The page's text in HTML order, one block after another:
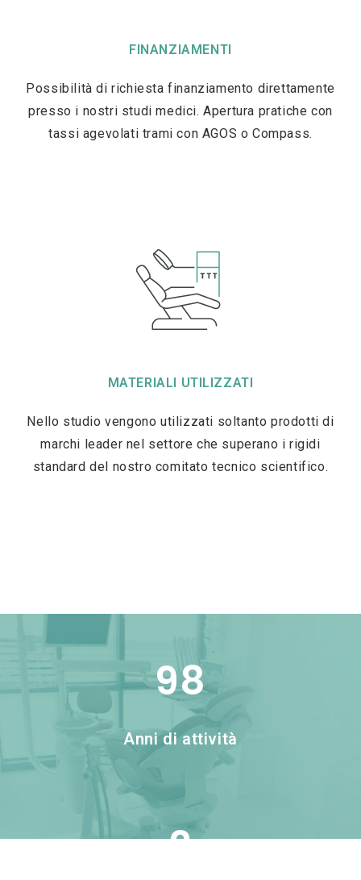
FINANZIAMENTI
Possibilità di richiesta finanziamento direttamente
presso i nostri studi medici. Apertura pratiche con
tassi agevolati trami con AGOS o Compass.
MATERIALI UTILIZZATI
Nello studio vengono utilizzati soltanto prodotti di
marchi leader nel settore che superano i rigidi
standard del nostro comitato tecnico scientifico.
98
Anni di attività
2